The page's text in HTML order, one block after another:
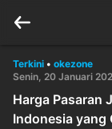
Terkini • okezone
Senin, 20 Januari
Harga Pasaran
Indonesia yang